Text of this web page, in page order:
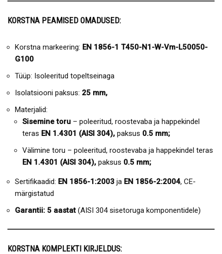
KORSTNA PEAMISED OMADUSED:
Korstna markeering: EN 1856-1 T450-N1-W-Vm-L50050-
G100
Tüüp: Isoleeritud topeltseinaga
Isolatsiooni paksus: 25 mm,
Materjalid:
Sisemine toru – poleeritud, roostevaba ja happekindel
teras EN 1.4301 (AISI 304), paksus 0.5 mm;
Välimine toru – poleeritud, roostevaba ja happekindel teras
EN 1.4301 (AISI 304), paksus 0.5 mm;
Sertifikaadid: EN 1856-1:2003 ja EN 1856-2:2004, CE-
märgistatud
Garantii: 5 aastat (AISI 304 sisetoruga komponentidele)
KORSTNA KOMPLEKTI KIRJELDUS: